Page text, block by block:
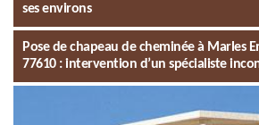
ses environs
Pose de chapeau de cheminée à Marles
77610 : intervention d’un spécialiste